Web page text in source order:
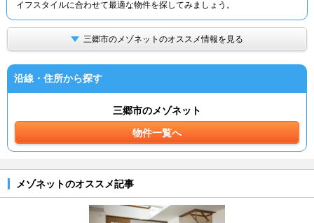
イフスタイルに合わせて最適な物件を探してみましょう。
三郷市のメゾネットのオススメ情報を見る
沿線・住所から探す
三郷市のメゾネット
物件一覧へ
メゾネットのオススメ記事